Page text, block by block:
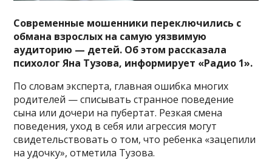
Современные мошенники переключились с
обмана взрослых на самую уязвимую
аудиторию — детей. Об этом рассказала
психолог Яна Тузова, информирует «Радио 1».
По словам эксперта, главная ошибка многих
родителей — списывать странное поведение
сына или дочери на пубертат. Резкая смена
поведения, уход в себя или агрессия могут
свидетельствовать о том, что ребенка «зацепили
на удочку», отметила Тузова.